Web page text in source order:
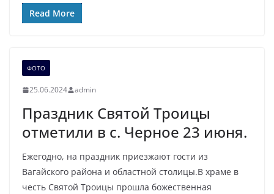
Read More
ФОТО
25.06.2024 admin
Праздник Святой Троицы
отметили в с. Черное 23 июня.
Ежегодно, на праздник приезжают гости из
Вагайского района и областной столицы.В храме в
честь Святой Троицы прошла божественная